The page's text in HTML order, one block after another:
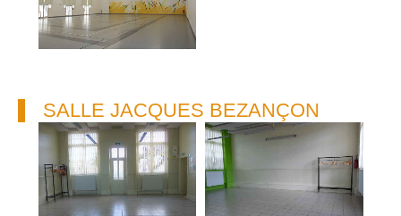
SALLE JACQUES BEZANÇON